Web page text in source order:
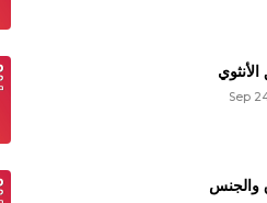
Dec 24, 2021
مجتمعاتنا العربية لا تفرق بين
Reply
Sep
والجنس